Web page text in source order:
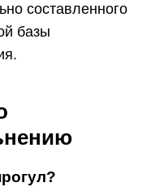
составленного
базы